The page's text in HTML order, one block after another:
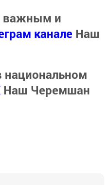
важным и
канале Наш
национальном
Наш Черемшан